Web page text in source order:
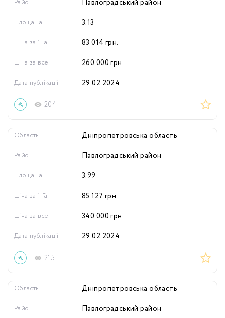
Район Павлоградський район
Площа, Га 3.13
Ціна за 1 Га 83 014 грн.
Ціна за все 260 000 грн.
204
Дата публікації 29.02.2024
Область Дніпропетровська область
Район Павлоградський район
Площа, Га 3.99
Ціна за 1 Га 85 127 грн.
Ціна за все 340 000 грн.
215
Дата публікації 29.02.2024
Область Дніпропетровська область
Район Павлоградський район